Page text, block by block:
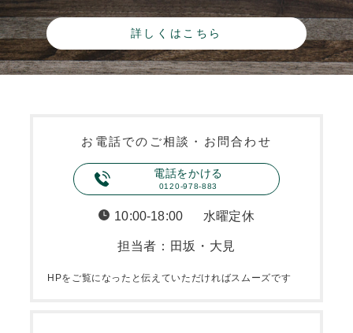
詳しくはこちら
お電話でのご相談・お問合わせ
電話をかける
0120-978-883
10:00-18:00 水曜定休
担当者：田坂・大見
HPをご覧になったと伝えていただければスムーズです